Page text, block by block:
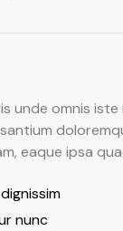
unde omnis
eaque ipsa
nunc